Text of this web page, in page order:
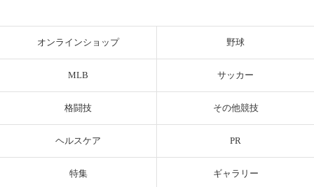
オンラインショップ 野球
MLB サッカー
格闘技 その他競技
ヘルスケア PR
特集 ギャラリー